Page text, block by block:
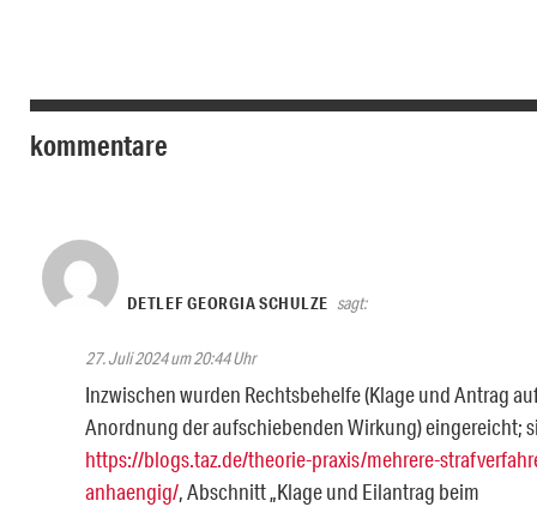
kommentare
DETLEF GEORGIA SCHULZE sagt:
27. Juli 2024 um 20:44 Uhr
Inzwischen wurden Rechtsbehelfe (Klage und Antrag
Anordnung der aufschiebenden Wirkung) eingereicht;
https://blogs.taz.de/theorie-praxis/mehrere-
anhaengig/, Abschnitt „Klage und Eilantrag beim